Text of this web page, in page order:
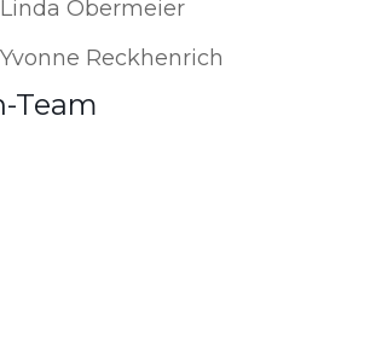
Linda Obermeier
Yvonne Reckhenrich
Team